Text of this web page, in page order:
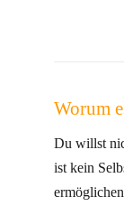
Worum
Du willst
ist kein